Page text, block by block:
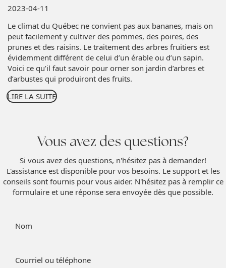
2023-04-11
Le climat du Québec ne convient pas aux bananes, mais on
peut facilement y cultiver des pommes, des poires, des
prunes et des raisins. Le traitement des arbres fruitiers est
évidemment différent de celui d’un érable ou d’un sapin.
Voici ce qu’il faut savoir pour orner son jardin d’arbres et
d’arbustes qui produiront des fruits.
LIRE LA SUITE
Vous avez des questions?
Si vous avez des questions, n'hésitez pas à demander!
L'assistance est disponible pour vos besoins. Le support et les
conseils sont fournis pour vous aider. N'hésitez pas à remplir ce
formulaire et une réponse sera envoyée dès que possible.
Nom
Courriel ou téléphone